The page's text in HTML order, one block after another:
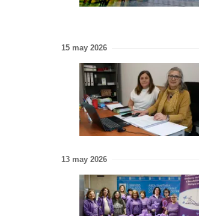
15 may 2026
13 may 2026